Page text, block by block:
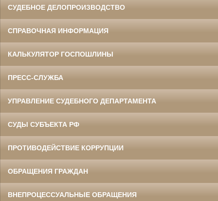
СУДЕБНОЕ ДЕЛОПРОИЗВОДСТВО
СПРАВОЧНАЯ ИНФОРМАЦИЯ
КАЛЬКУЛЯТОР ГОСПОШЛИНЫ
ПРЕСС-СЛУЖБА
УПРАВЛЕНИЕ СУДЕБНОГО ДЕПАРТАМЕНТА
СУДЫ СУБЪЕКТА РФ
ПРОТИВОДЕЙСТВИЕ КОРРУПЦИИ
ОБРАЩЕНИЯ ГРАЖДАН
ВНЕПРОЦЕССУАЛЬНЫЕ ОБРАЩЕНИЯ